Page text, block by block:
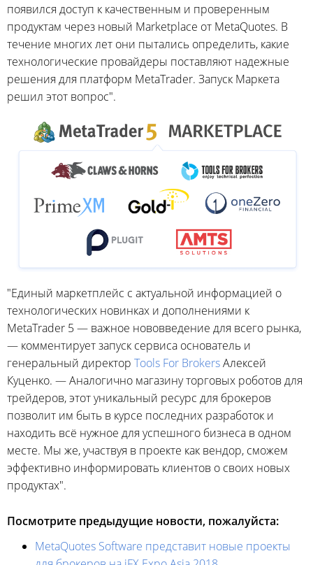
появился доступ к качественным и проверенным
продуктам через новый Marketplace от MetaQuotes. В
течение многих лет они пытались определить, какие
технологические провайдеры поставляют надежные
решения для платформ MetaTrader. Запуск Маркета
решил этот вопрос".
"Единый маркетплейс с актуальной информацией о
технологических новинках и дополнениями к
MetaTrader 5 — важное нововведение для всего рынка,
— комментирует запуск сервиса основатель и
генеральный директор Tools For BrokersАлексей
Куценко. — Аналогично магазину торговых роботов для
трейдеров, этот уникальный ресурс для брокеров
позволит им быть в курсе последних разработок и
находить всё нужное для успешного бизнеса в одном
месте. Мы же, участвуя в проекте как вендор, сможем
эффективно информировать клиентов о своих новых
продуктах".
Посмотрите предыдущие новости, пожалуйста:
MetaQuotes Software представит новые проекты